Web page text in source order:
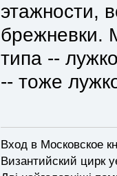
этажности,
брежневки.
типа --
-- тоже
Вход в Московское
Византийский цирк